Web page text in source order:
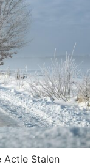
Actie Stalen